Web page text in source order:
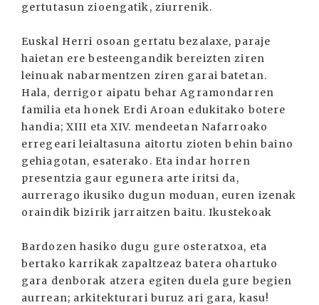
gertutasun zioengatik, ziurrenik.
Euskal Herri osoan gertatu bezalaxe, paraje
haietan ere besteengandik bereizten ziren
leinuak nabarmentzen ziren garai batetan.
Hala, derrigor aipatu behar Agramondarren
familia eta honek Erdi Aroan edukitako botere
handia; XIII eta XIV. mendeetan Nafarroako
erregeari leialtasuna aitortu zioten behin baino
gehiagotan, esaterako. Eta indar horren
presentzia gaur egunera arte iritsi da,
aurrerago ikusiko dugun moduan, euren izenak
oraindik bizirik jarraitzen baitu. Ikustekoak
Bardozen hasiko dugu gure osteratxoa, eta
bertako karrikak zapaltzeaz batera ohartuko
gara denborak atzera egiten duela gure begien
aurrean; arkitekturari buruz ari gara, kasu!